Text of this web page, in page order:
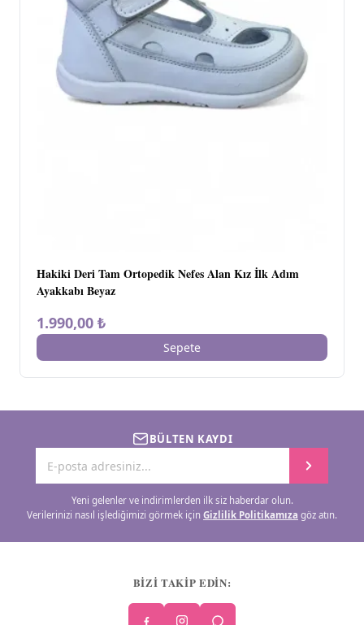
Hakiki Deri Tam Ortopedik Nefes Alan Kız İlk Adım
Ayakkabı Beyaz
1.990,00 ₺
Sepete
BÜLTEN KAYDI
Yeni gelenler ve indirimlerden ilk siz haberdar olun.
Verilerinizi nasıl işlediğimizi görmek için Gizlilik Politikamıza göz atın.
BİZİ TAKİP EDİN: